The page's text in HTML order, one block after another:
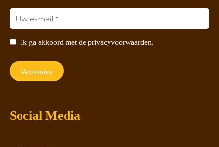
Ik ga akkoord met de privacyvoorwaarden.
Social Media